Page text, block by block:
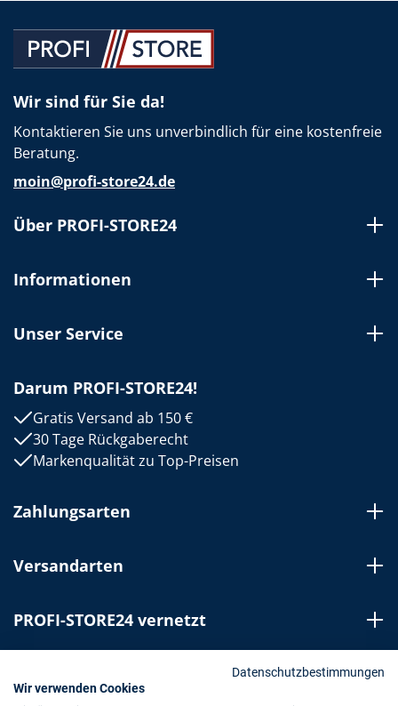
Wir sind für Sie da!
Kontaktieren Sie uns unverbindlich für eine kostenfreie
Beratung.
moin@profi-store24.de
Über PROFI-STORE24
Informationen
Unser Service
Darum PROFI-STORE24!
Gratis Versand ab 150 €
30 Tage Rückgaberecht
Markenqualität zu Top-Preisen
Zahlungsarten
Versandarten
PROFI-STORE24 vernetzt
Bestellung widerrufenDatenschutzbestimmungen
Wir verwenden Cookies